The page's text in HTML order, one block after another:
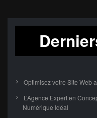
Optimisez votre Site Web
L’Agence Expert en
Numérique Idéal